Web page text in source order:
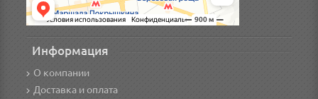
Информация
О компании
Доставка и оплата